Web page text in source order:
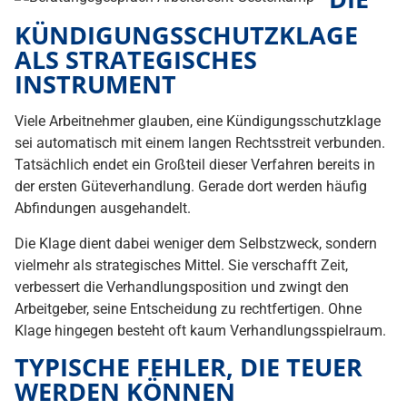
KÜNDIGUNGSSCHUTZKLAGE
ALS STRATEGISCHES
INSTRUMENT
Viele Arbeitnehmer glauben, eine Kündigungsschutzklage
sei automatisch mit einem langen Rechtsstreit verbunden.
Tatsächlich endet ein Großteil dieser Verfahren bereits in
der ersten Güteverhandlung. Gerade dort werden häufig
Abfindungen ausgehandelt.
Die Klage dient dabei weniger dem Selbstzweck, sondern
vielmehr als strategisches Mittel. Sie verschafft Zeit,
verbessert die Verhandlungsposition und zwingt den
Arbeitgeber, seine Entscheidung zu rechtfertigen. Ohne
Klage hingegen besteht oft kaum Verhandlungsspielraum.
TYPISCHE FEHLER, DIE TEUER
WERDEN KÖNNEN